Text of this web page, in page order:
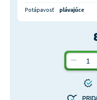
Potápavosť plávajúce